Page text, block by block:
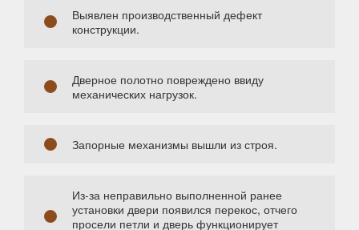
Выявлен производственный дефект
конструкции.
Дверное полотно повреждено ввиду
механических нагрузок.
Запорные механизмы вышли из строя.
Из-за неправильно выполненной ранее
установки двери появился перекос, отчего
просели петли и дверь функционирует